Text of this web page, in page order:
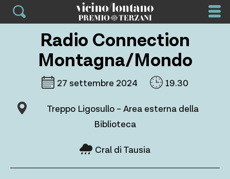
Skip
Radio Connection
Montagna/Mondo
27 settembre 2024 19.30
Treppo Ligosullo – Area esterna della
Biblioteca
Cral di Tausia